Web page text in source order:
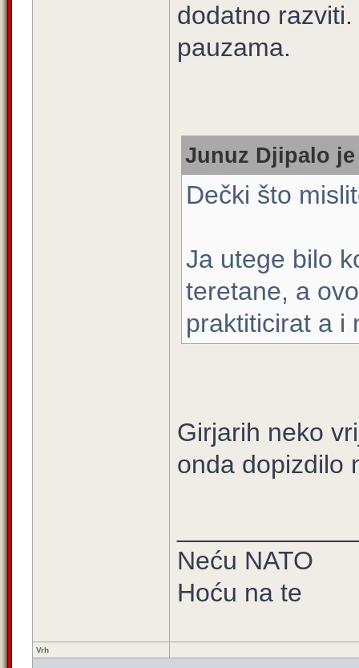
dodatno
pauzama.
Junuz Djipalo
Dečki što
Ja utege bilo
teretane, a
praktiticirat a i
Girjarih neko
onda dopizdilo
Neću NATO
Hoću na te
Vrh